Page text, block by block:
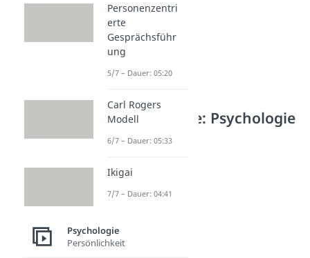
Weitere Inhalte: Psychologie
Psychologie
Dauer: 04:33
Schwarmintelligenz
Dauer: 03:52
Framing
Reframing
Personenzentri
erte
Gesprächsführ
ung
5/7 – Dauer: 05:20
Carl Rogers
Modell
6/7 – Dauer: 05:33
Ikigai
7/7 – Dauer: 04:41
Psychologie
Persönlichkeit